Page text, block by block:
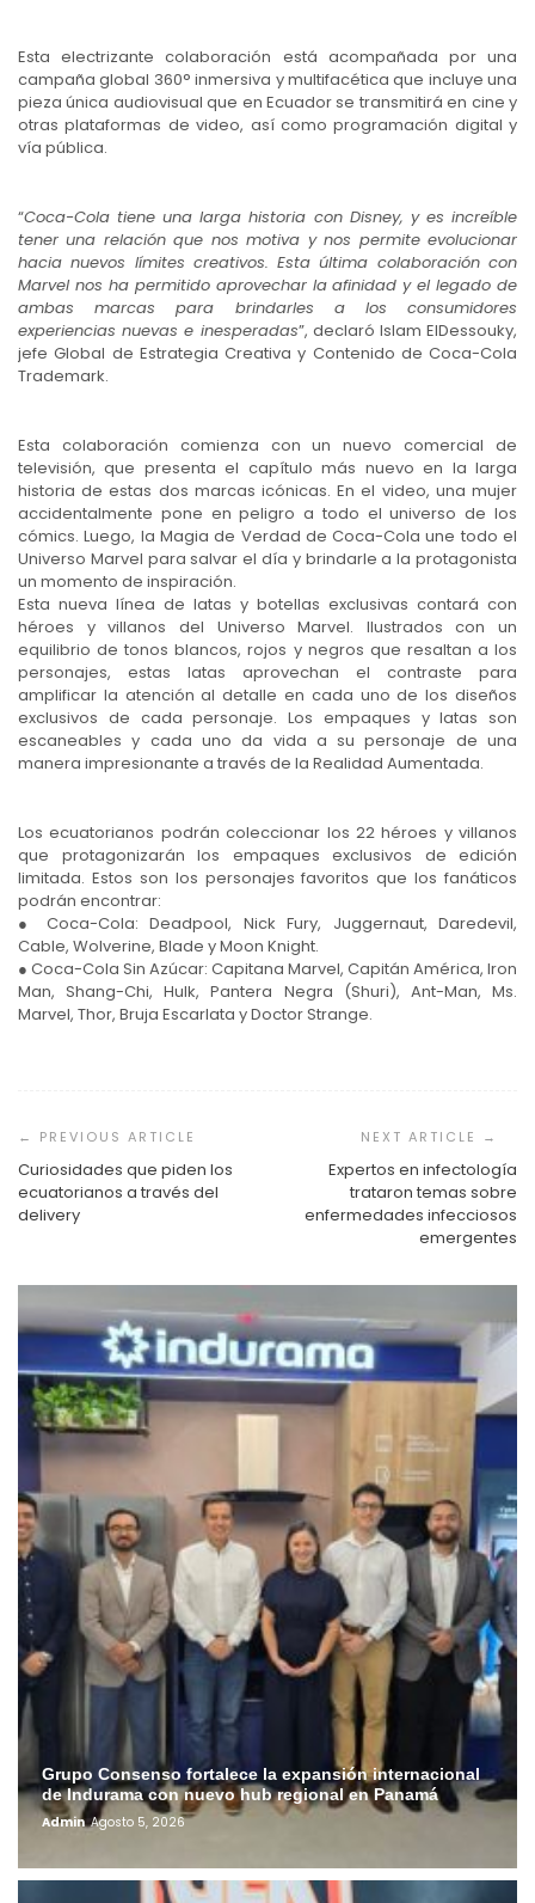
Esta electrizante colaboración está acompañada por una
campaña global 360° inmersiva y multifacética que incluye una
pieza única audiovisual que en Ecuador se transmitirá en cine y
otras plataformas de video, así como programación digital y
vía pública.
“Coca-Cola tiene una larga historia con Disney, y es increíble
tener una relación que nos motiva y nos permite evolucionar
hacia nuevos límites creativos. Esta última colaboración con
Marvel nos ha permitido aprovechar la afinidad y el legado de
ambas marcas para brindarles a los consumidores
experiencias nuevas e inesperadas”, declaró Islam ElDessouky,
jefe Global de Estrategia Creativa y Contenido de Coca-Cola
Trademark.
Esta colaboración comienza con un nuevo comercial de
televisión, que presenta el capítulo más nuevo en la larga
historia de estas dos marcas icónicas. En el video, una mujer
accidentalmente pone en peligro a todo el universo de los
cómics. Luego, la Magia de Verdad de Coca-Cola une todo el
Universo Marvel para salvar el día y brindarle a la protagonista
un momento de inspiración.
Esta nueva línea de latas y botellas exclusivas contará con
héroes y villanos del Universo Marvel. Ilustrados con un
equilibrio de tonos blancos, rojos y negros que resaltan a los
personajes, estas latas aprovechan el contraste para
amplificar la atención al detalle en cada uno de los diseños
exclusivos de cada personaje. Los empaques y latas son
escaneables y cada uno da vida a su personaje de una
manera impresionante a través de la Realidad Aumentada.
Los ecuatorianos podrán coleccionar los 22 héroes y villanos
que protagonizarán los empaques exclusivos de edición
limitada. Estos son los personajes favoritos que los fanáticos
podrán encontrar:
● Coca-Cola: Deadpool, Nick Fury, Juggernaut, Daredevil,
Cable, Wolverine, Blade y Moon Knight.
● Coca-Cola Sin Azúcar: Capitana Marvel, Capitán América, Iron
Man, Shang-Chi, Hulk, Pantera Negra (Shuri), Ant-Man, Ms.
Marvel, Thor, Bruja Escarlata y Doctor Strange.
de
entradas
Curiosidades que piden los
ecuatorianos a través del
delivery
Expertos en infectología
trataron temas sobre
enfermedades infecciosos
emergentes
Grupo Consenso fortalece la expansión internacional
de Indurama con nuevo hub regional en Panamá
Admin Agosto 5, 2026